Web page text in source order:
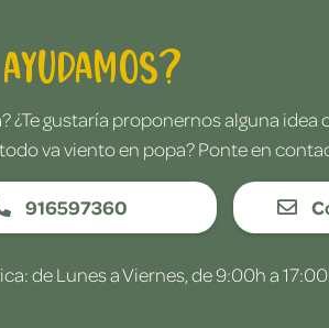
¿Te gustaría proponernos alguna
va viento en popa? Ponte en
916597360
de Lunes a Viernes, de 9:00h a